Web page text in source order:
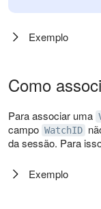
Exemplo
Como
Para associar uma
campo WatchID
da sessão. Para
Exemplo